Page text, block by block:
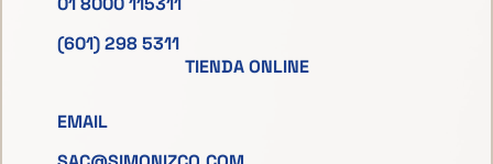
(601) 298 5311
TIENDA ONLINE
EMAIL